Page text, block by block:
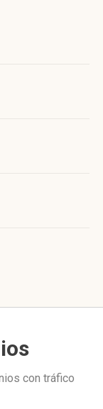
con tráfico